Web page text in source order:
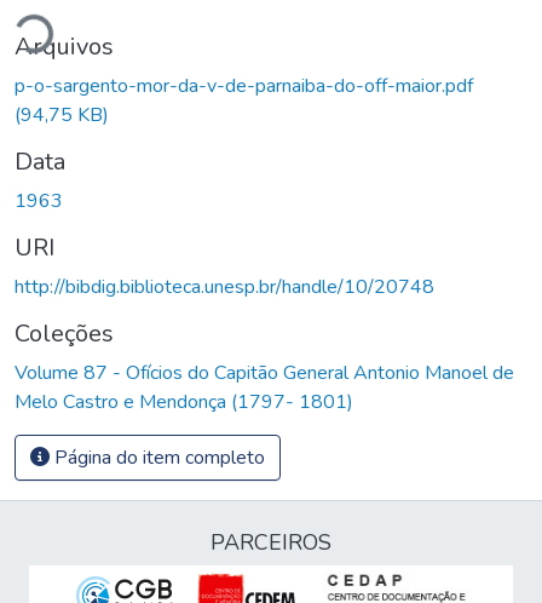
Arquivos
p-o-sargento-mor-da-v-de-parnaiba-do-off-maior.pdf
(94,75 KB)
Data
1963
URI
http://bibdig.biblioteca.unesp.br/handle/10/20748
Coleções
Volume 87 - Ofícios do Capitão General Antonio Manoel de
Melo Castro e Mendonça (1797- 1801)
Página do item completo
PARCEIROS